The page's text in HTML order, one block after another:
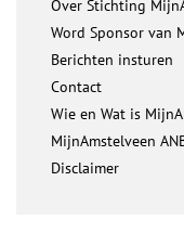
Over Stichting
Word Sponsor van
Berichten insturen
Contact
Wie en Wat is
MijnAmstelveen
Disclaimer